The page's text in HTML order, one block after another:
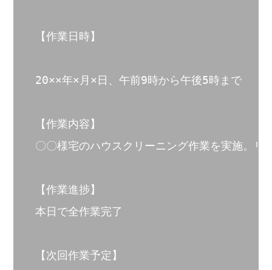
【作業日時】
20××年×月×日、午前9時から午後5時まで
【作業内容】
〇〇様宅のハウスクリーニング作業を実施。
【作業進捗】
本日で全作業完了
【次回作業予定】